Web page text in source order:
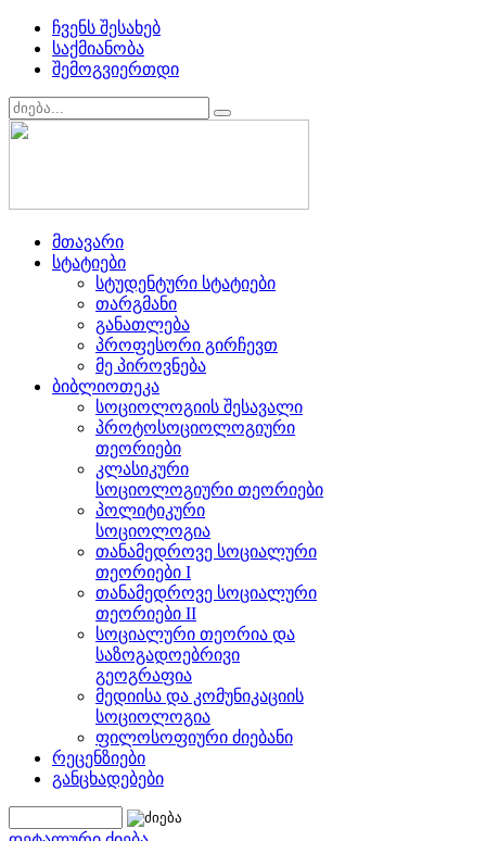
ჩვენს შესახებ
საქმიანობა
შემოგვიერთდი
მთავარი
სტატიები
სტუდენტური სტატიები
თარგმანი
განათლება
პროფესორი გირჩევთ
მე პიროვნება
ბიბლიოთეკა
სოციოლოგიის შესავალი
პროტოსოციოლოგიური
თეორიები
კლასიკური
სოციოლოგიური თეორიები
პოლიტიკური
სოციოლოგია
თანამედროვე სოციალური
თეორიები I
თანამედროვე სოციალური
თეორიები II
სოციალური თეორია და
საზოგადოებრივი
გეოგრაფია
მედიისა და კომუნიკაციის
სოციოლოგია
ფილოსოფიური ძიებანი
რეცენზიები
განცხადებები